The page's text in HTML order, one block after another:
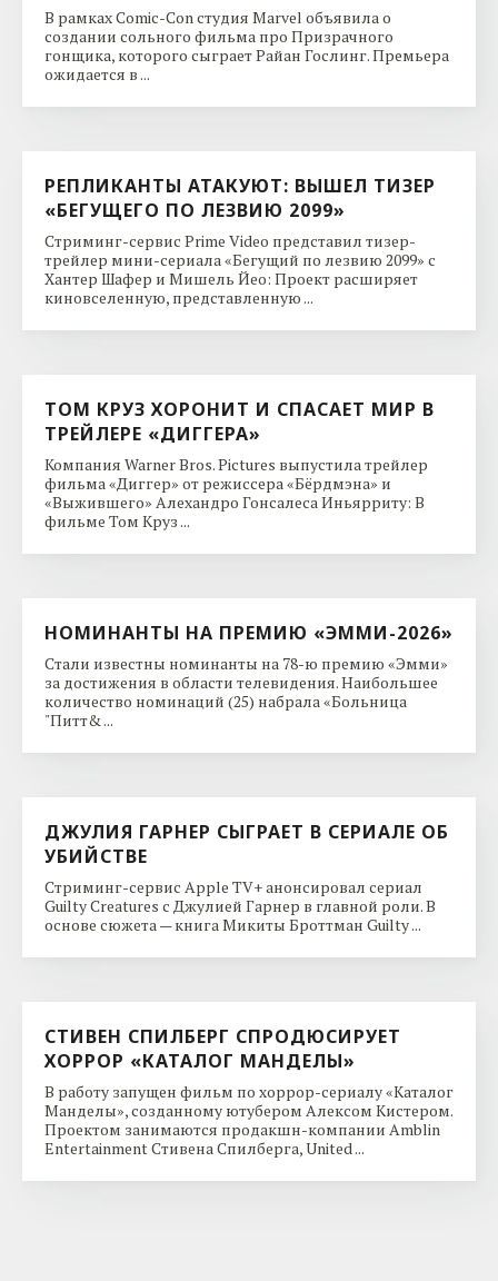
В рамках Comic-Con студия Marvel объявила о
создании сольного фильма про Призрачного
гонщика, которого сыграет Райан Гослинг. Премьера
ожидается в ...
РЕПЛИКАНТЫ АТАКУЮТ: ВЫШЕЛ ТИЗЕР
«БЕГУЩЕГО ПО ЛЕЗВИЮ 2099»
Стриминг-сервис Prime Video представил тизер-
трейлер мини-сериала «Бегущий по лезвию 2099» с
Хантер Шафер и Мишель Йео: Проект расширяет
киновселенную, представленную ...
ТОМ КРУЗ ХОРОНИТ И СПАСАЕТ МИР В
ТРЕЙЛЕРЕ «ДИГГЕРА»
Компания Warner Bros. Pictures выпустила трейлер
фильма «Диггер» от режиссера «Бёрдмэна» и
«Выжившего» Алехандро Гонсалеса Иньярриту: В
фильме Том Круз ...
НОМИНАНТЫ НА ПРЕМИЮ «ЭММИ-2026»
Стали известны номинанты на 78-ю премию «Эмми»
за достижения в области телевидения. Наибольшее
количество номинаций (25) набрала «Больница
"Питт& ...
ДЖУЛИЯ ГАРНЕР СЫГРАЕТ В СЕРИАЛЕ ОБ
УБИЙСТВЕ
Стриминг-сервис Apple TV+ анонсировал сериал
Guilty Creatures с Джулией Гарнер в главной роли. В
основе сюжета — книга Микиты Броттман Guilty ...
СТИВЕН СПИЛБЕРГ СПРОДЮСИРУЕТ
ХОРРОР «КАТАЛОГ МАНДЕЛЫ»
В работу запущен фильм по хоррор-сериалу «Каталог
Манделы», созданному ютубером Алексом Кистером.
Проектом занимаются продакшн-компании Amblin
Entertainment Стивена Спилберга, United ...